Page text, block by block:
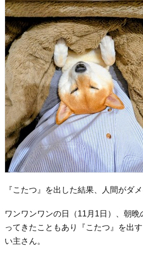
『こたつ』を出した結果、人間がダ
ワンワンワンの日（11月1日）、朝
ってきたこともあり『こたつ』を出
い主さん。